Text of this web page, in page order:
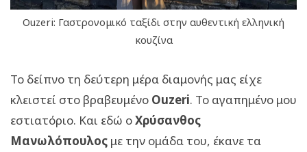
Ouzeri: Γαστρονομικό ταξίδι στην αυθεντική ελληνική
κουζίνα
Το δείπνο τη δεύτερη μέρα διαμονής μας είχε
κλειστεί στο βραβευμένο Ouzeri. Το αγαπημένο μου
εστιατόριο. Και εδώ οΧρύσανθος
Μανωλόπουλος με την ομάδα του, έκανε τα